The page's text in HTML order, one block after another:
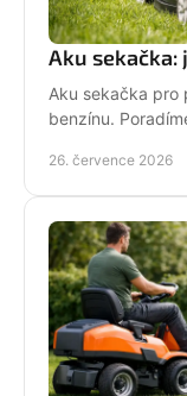
Aku
Aku sekačka pro
benzínu.
26. července 2026